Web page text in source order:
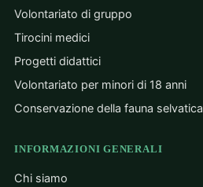
Volontariato di gruppo
Tirocini medici
Progetti didattici
Volontariato per minori di 18 anni
Conservazione della fauna selvatica
INFORMAZIONI GENERALI
Chi siamo